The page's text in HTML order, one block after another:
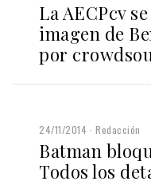
La AECPcv
imagen de
por
24/11/2014 Redacción
Batman
Todos los